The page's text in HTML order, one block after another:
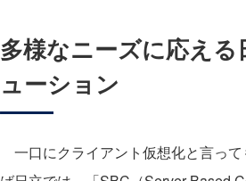
多様なニーズに応え
ューション
一口にクライアント仮想化と言っ